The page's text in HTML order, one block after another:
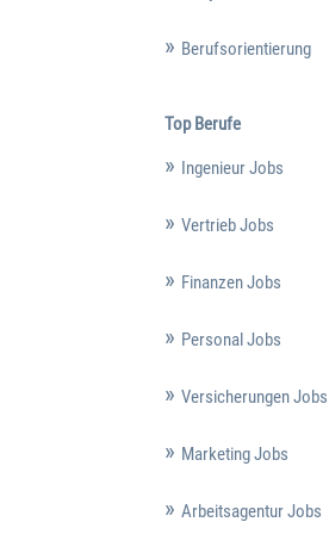
Berufsorientierung
Top Berufe
Ingenieur Jobs
Vertrieb Jobs
Finanzen Jobs
Personal Jobs
Versicherungen Jobs
Marketing Jobs
Arbeitsagentur Jobs